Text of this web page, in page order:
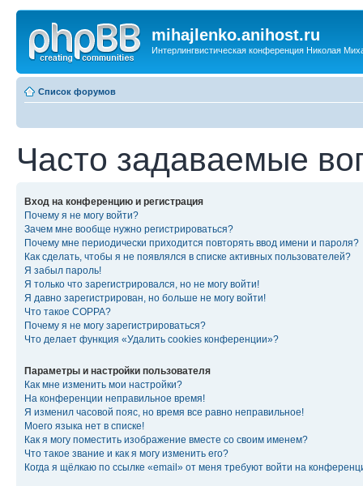
mihajlenko.anihost.ru
Интерлингвистическая конференция Николая
Список форумов
Часто задаваемые
Вход на конференцию и регистрация
Почему я не могу войти?
Зачем мне вообще нужно регистрироваться?
Почему мне периодически приходится повторять ввод имени и пароля?
Как сделать, чтобы я не появлялся в списке активных пользователей?
Я забыл пароль!
Я только что зарегистрировался, но не могу войти!
Я давно зарегистрирован, но больше не могу войти!
Что такое COPPA?
Почему я не могу зарегистрироваться?
Что делает функция «Удалить cookies конференции»?
Параметры и настройки пользователя
Как мне изменить мои настройки?
На конференции неправильное время!
Я изменил часовой пояс, но время все равно неправильное!
Моего языка нет в списке!
Как я могу поместить изображение вместе со своим именем?
Что такое звание и как я могу изменить его?
Когда я щёлкаю по ссылке «email» от меня требуют войти на